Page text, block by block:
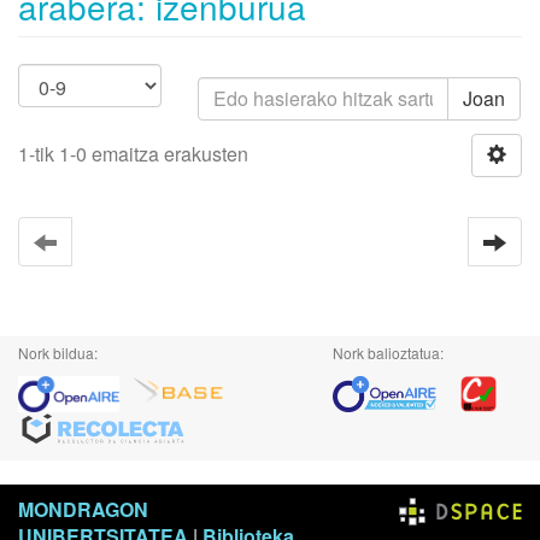
Joan
1-tik 1-0 emaitza erakusten
Nork bildua: Nork balioztatua:
MONDRAGON